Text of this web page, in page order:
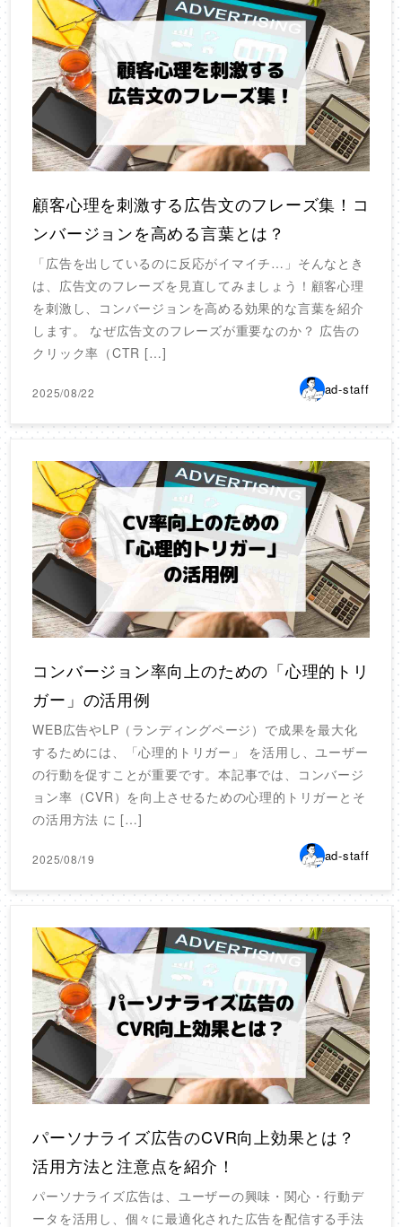
顧客心理を刺激する広告文のフレーズ集！コ
ンバージョンを高める言葉とは？
「広告を出しているのに反応がイマイチ…」そんなとき
は、広告文のフレーズを見直してみましょう！顧客心理
を刺激し、コンバージョンを高める効果的な言葉を紹介
します。 なぜ広告文のフレーズが重要なのか？ 広告の
クリック率（CTR […]
2025/08/22 ad-staff
コンバージョン率向上のための「心理的トリ
ガー」の活用例
WEB広告やLP（ランディングページ）で成果を最大化
するためには、「心理的トリガー」 を活用し、ユーザー
の行動を促すことが重要です。本記事では、コンバージ
ョン率（CVR）を向上させるための心理的トリガーとそ
の活用方法 に […]
2025/08/19 ad-staff
パーソナライズ広告のCVR向上効果とは？
活用方法と注意点を紹介！
パーソナライズ広告は、ユーザーの興味・関心・行動デ
ータを活用し、個々に最適化された広告を配信する手法